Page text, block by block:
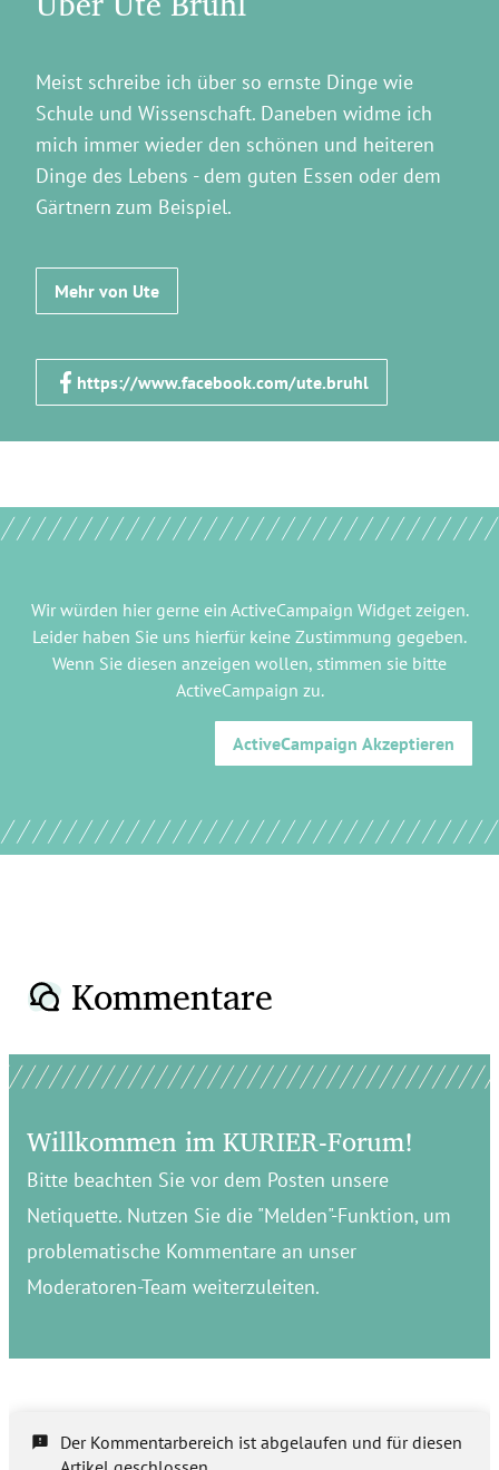
Meist schreibe ich über so ernste Dinge wie
Schule und Wissenschaft. Daneben widme ich
mich immer wieder den schönen und heiteren
Dinge des Lebens - dem guten Essen oder dem
Gärtnern zum Beispiel.
Mehr von Ute
https://www.facebook.com/ute.bruhl
Wir würden hier gerne ein ActiveCampaign Widgetzeigen.
Leider haben Sie uns hierfür keine Zustimmung gegeben.
Wenn Sie diesen anzeigen wollen, stimmen sie bitte
ActiveCampaign zu.
ActiveCampaign Akzeptieren
Kommentare